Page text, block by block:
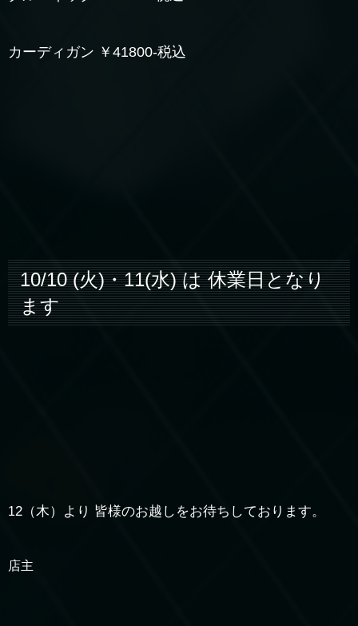
カーディガン ￥41800-税込
10/10 (火)・11(水) は 休業日となり
ます
12（木）より 皆様のお越しをお待ちしております。
店主